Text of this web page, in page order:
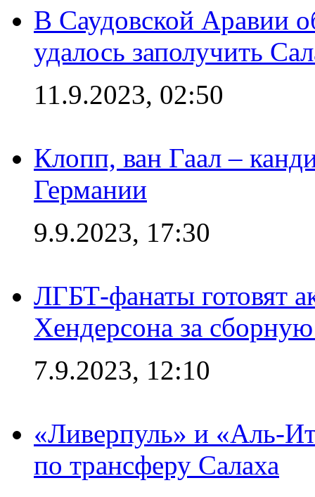
В Саудовской Аравии
удалось заполучить
11.9.2023, 02:50
Клопп, ван Гаал –
Германии
9.9.2023, 17:30
ЛГБТ-фанаты готовят
Хендерсона за
7.9.2023, 12:10
«Ливерпуль» и «Аль-
по трансферу Салаха